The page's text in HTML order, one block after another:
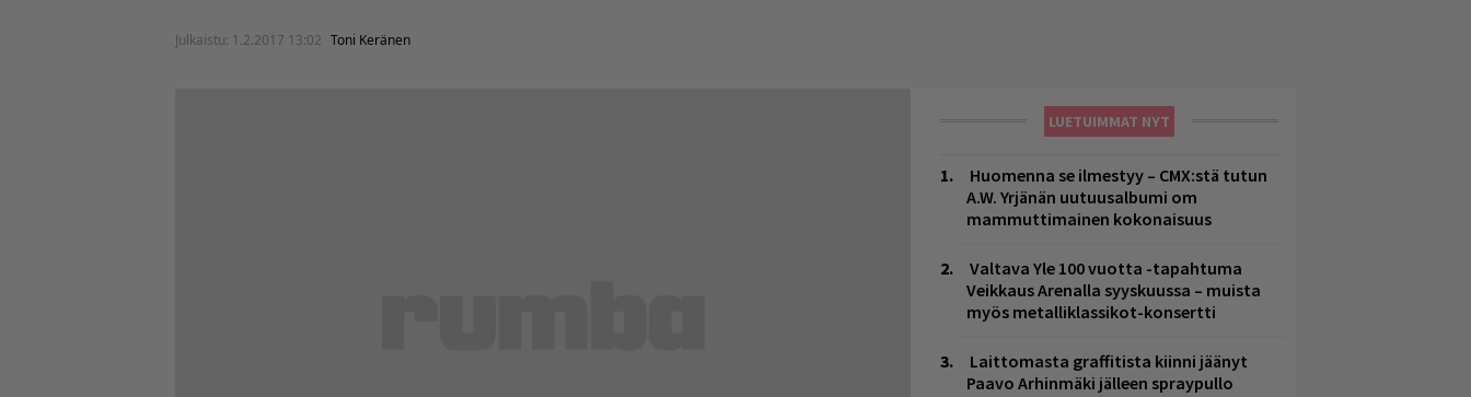
Julkaistu: 1.2.2017 13:02 Toni Keränen
LUETUIMMAT NYT
Huomenna se ilmestyy – CMX:stä tutun
A.W. Yrjänän uutuusalbumi om
mammuttimainen kokonaisuus
Valtava Yle 100 vuotta -tapahtuma
Veikkaus Arenalla syyskuussa – muista
myös metalliklassikot-konsertti
Laittomasta graffitista kiinni jäänyt
Paavo Arhinmäki jälleen spraypullo